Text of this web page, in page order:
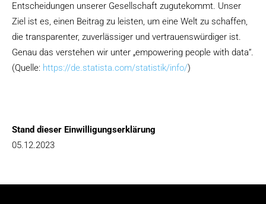
Entscheidungen unserer Gesellschaft zugutekommt. Unser
Ziel ist es, einen Beitrag zu leisten, um eine Welt zu schaffen,
die transparenter, zuverlässiger und vertrauenswürdiger ist.
Genau das verstehen wir unter „empowering people with data“.
(Quelle: https://de.statista.com/statistik/info/)
Stand dieser Einwilligungserklärung
05.12.2023